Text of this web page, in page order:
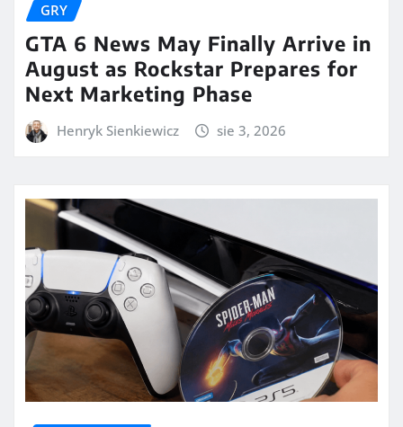
GRY
GTA 6 News May Finally Arrive in
August as Rockstar Prepares for
Next Marketing Phase
Henryk Sienkiewicz sie 3, 2026